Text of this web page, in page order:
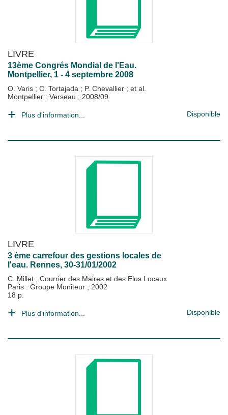
LIVRE
13ème Congrés Mondial de l'Eau.
Montpellier, 1 - 4 septembre 2008
O. Varis ; C. Tortajada ; P. Chevallier ; et al.
Montpellier : Verseau ; 2008/09
Plus d'information... Disponible
LIVRE
3 ème carrefour des gestions locales de
l'eau. Rennes, 30-31/01/2002
C. Millet ; Courrier des Maires et des Elus Locaux
Paris : Groupe Moniteur ; 2002
18 p.
Plus d'information... Disponible